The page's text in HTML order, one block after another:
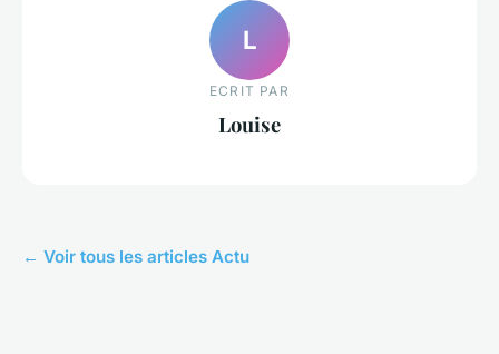
L
ECRIT PAR
Louise
← Voir tous les articles Actu